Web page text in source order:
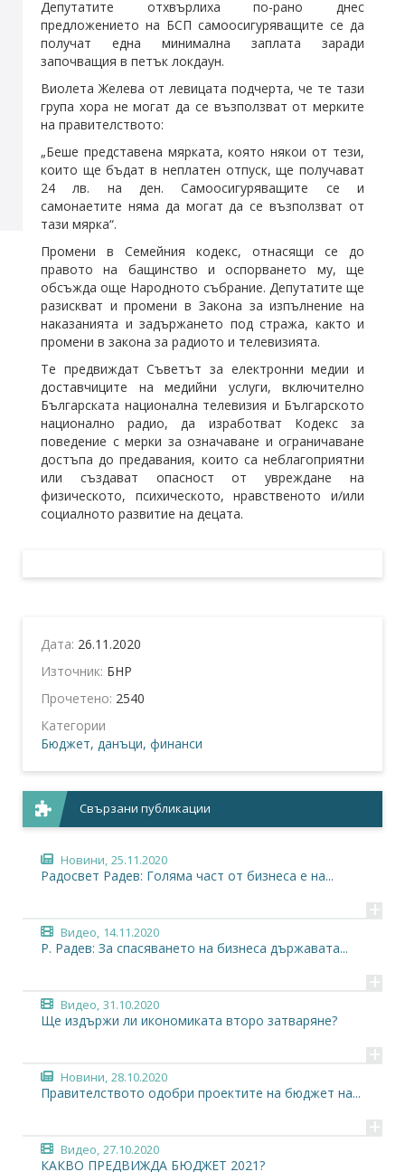
Депутатите отхвърлиха по-рано днес
предложението на БСП самоосигуряващите се да
получат една минимална заплата заради
започващия в петък локдаун.
Виолета Желева от левицата подчерта, че те тази
група хора не могат да се възползват от мерките
на правителството:
„Беше представена мярката, която някои от тези,
които ще бъдат в неплатен отпуск, ще получават
24 лв. на ден. Самоосигуряващите се и
самонаетите няма да могат да се възползват от
тази мярка“.
Промени в Семейния кодекс, отнасящи се до
правото на бащинство и оспорването му, ще
обсъжда още Народното събрание. Депутатите ще
разискват и промени в Закона за изпълнение на
наказанията и задържането под стража, както и
промени в закона за радиото и телевизията.
Те предвиждат Съветът за електронни медии и
доставчиците на медийни услуги, включително
Българската национална телевизия и Българското
национално радио, да изработват Кодекс за
поведение с мерки за означаване и ограничаване
достъпа до предавания, които са неблагоприятни
или създават опасност от увреждане на
физическото, психическото, нравственото и/или
социалното развитие на децата.
Дата: 26.11.2020
Източник: БНР
Прочетено: 2540
Категории
Бюджет, данъци, финанси
Свързани публикации
Новини, 25.11.2020
Радосвет Радев: Голяма част от бизнеса е на...
+
Видео, 14.11.2020
Р. Радев: За спасяването на бизнеса държавата...
+
Видео, 31.10.2020
Ще издържи ли икономиката второ затваряне?
+
Новини, 28.10.2020
Правителството одобри проектите на бюджет на...
+
Видео, 27.10.2020
КАКВО ПРЕДВИЖДА БЮДЖЕТ 2021?